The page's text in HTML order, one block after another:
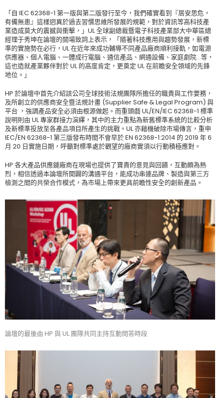
「自 IEC 62368-1 第一版與第二版發行至今，我們確實看到『居安思危，
有備無患』這樣迥異於過去習慣思維所發展的規範，對於資訊等高科技產
業造成莫大的震撼與衝擊，」UL 全球副總裁暨電子科技產業部大中華區總
經理于秀坤在論壇的開場致詞上表示，「隨著科技應用與趨勢發展，新標
準的實施勢在必行，UL 在近年來成功輔導不同產品廠商順利接軌，如電源
供應器、個人電腦、一體成行電腦、通信產品、網通設備、家庭劇院…等，
這也造就產業夥伴對於 UL 的高度肯定，更奠定 UL 在前瞻安全領域的先鋒
地位。」
HP 於論壇中首先介紹該公司全球技術法規團隊所擔任的職責與工作要務，
及所創立的供應商安全暨法規計畫 (Supplier Safe & Legal Program) 與
平台 ，強調產品安全必須由根源做起。而重頭戲 UL/EN/IEC 62368-1 標準
說明則由 UL 專家群接力演繹，其中的主力重點為新舊標準系統的比較分析
及新標準投放至各產品項目所產生的挑戰。UL 亦藉機破除市場傳言，重申
IEC/EN 62368-1 第三版發布時間不會早於 EN 62368-1:2014 的 2019 年 6
月 20 日實施日期，呼籲對標準處於觀望的廠商實須以行動積極應對。
HP 各大產品供應鏈廠商在現場也提供了寶貴的意見與回饋，互動頗為熱
烈，相信透過本論壇所開闢的溝通平台，能成功串連品牌、製造與第三方
檢測之間的共榮合作模式，為市場上帶來更具前瞻性安全的創新產品。
論壇的最後由 HP 與 UL 團隊共同主持互動問答時段